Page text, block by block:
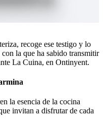
recoge ese testigo y lo
la que ha sabido transmitir
La Cuina, en Ontinyent.
la esencia de la cocina
invitan a disfrutar de cada